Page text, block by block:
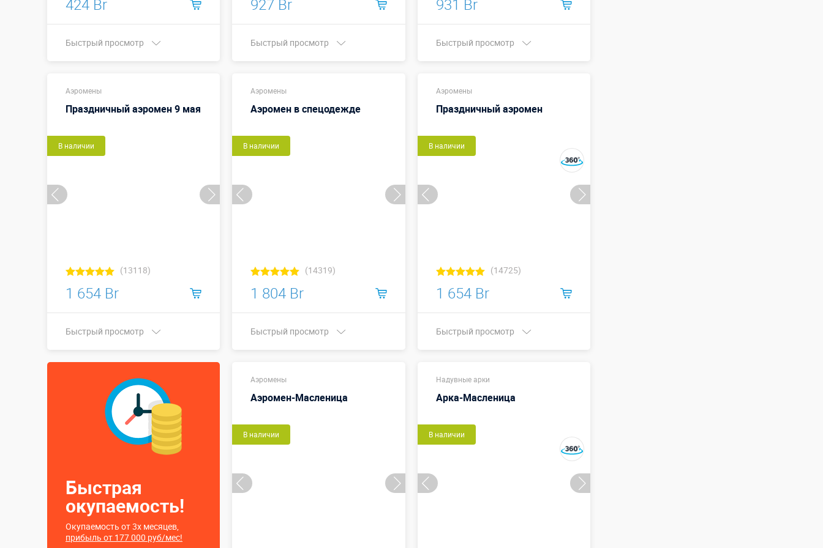
424 Br
Быстрый просмотр
927 Br
Быстрый просмотр
Высота, метры:
0,8 м)
Больше деталей →
931 Br
Быстрый просмотр
Аэромены
Праздничный аэромен 9 мая
В наличии
(13118)
1 654 Br
Быстрый просмотр
Аэромены
Аэромен в спецодежде
В наличии
(14319)
1 804 Br
Быстрый просмотр
Аэромены
Праздничный аэромен
В наличии
(14725)
1 654 Br
Быстрый просмотр
Быстрая
окупаемость!
Окупаемость от 3х месяцев,
прибыль от 177 000 руб/мес!
Аэромены
Аэромен-Масленица
В наличии
Надувные арки
Арка-Масленица
В наличии